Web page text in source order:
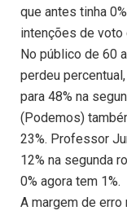
que antes tinha
intenções de voto
No público de 60
perdeu
para 48% na
(Podemos)
23%. Professor
12% na segunda
0% agora tem 1%.
A margem de